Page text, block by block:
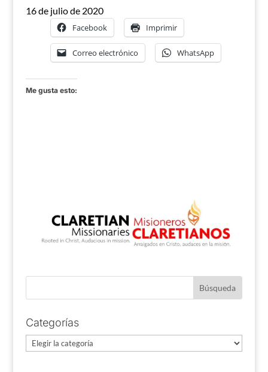
16 de julio de 2020
Facebook Imprimir
Correo electrónico WhatsApp
Me gusta esto:
Categorías
Categorías